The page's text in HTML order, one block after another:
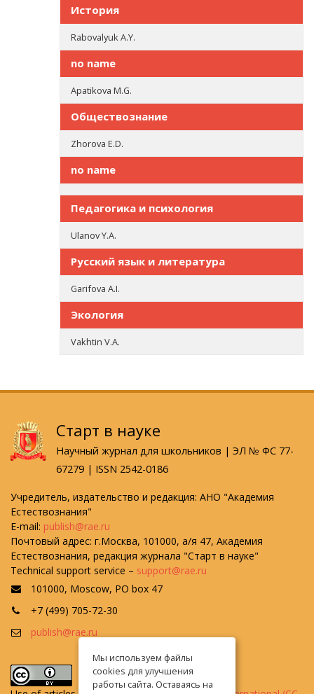
История
Rabovalyuk A.Y.
no name
Apatikova M.G.
Обществознание
Zhorova E.D.
no name
Педагогика и психология
Ulanov Y.A.
Русский язык и литература
Garifova A.I.
Экология
Vakhtin V.A.
Старт в науке
Научный журнал для школьников | ЭЛ № ФС 77-
67279 | ISSN 2542-0186
Учредитель, издательство и редакция: АНО "Академия
Естествознания"
E-mail: publish@rae.ru
Почтовый адрес: г.Москва, 101000, а/я 47, Академия
Естествознания, редакция журнала "Старт в науке"
Technical support service – support@rae.ru
101000, Moscow, PO box 47
+7 (499) 705-72-30
publish@rae.ru
Мы используем файлы
cookies для улучшения
работы сайта. Оставаясь на